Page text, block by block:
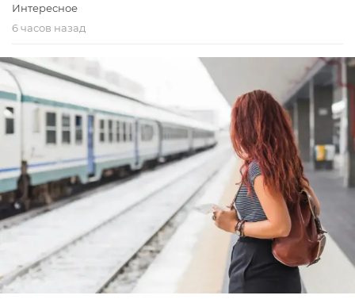
Интересное
6 часов назад